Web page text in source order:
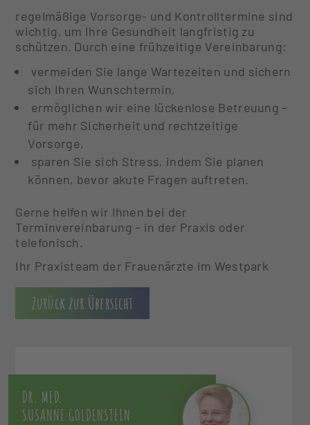
regelmäßige Vorsorge- und Kontrolltermine sind
wichtig, um Ihre Gesundheit langfristig zu
schützen. Durch eine frühzeitige Vereinbarung:
vermeiden Sie lange Wartezeiten und sichern
sich Ihren Wunschtermin,
ermöglichen wir eine lückenlose Betreuung –
für mehr Sicherheit und rechtzeitige
Vorsorge,
sparen Sie sich Stress, indem Sie planen
können, bevor akute Fragen auftreten.
Gerne helfen wir Ihnen bei der
Terminvereinbarung – in der Praxis oder
telefonisch.
Ihr Praxisteam der Frauenärzte im Westpark
Zurück zur Übersicht
DR. MED.
SUSANNE GOLDENSTEIN